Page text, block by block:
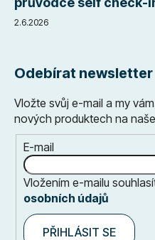
2.6.2026
Odebírat newsletter
Vložte svůj e-mail a my
nových produktech na
E-mail
Vložením e-mailu
osobních údajů
PŘIHLÁSIT SE